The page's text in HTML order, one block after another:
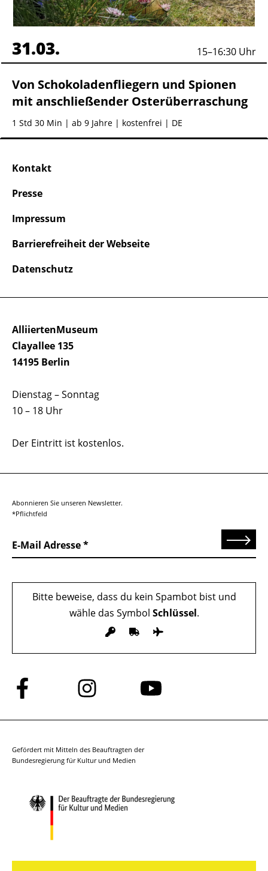
31.03. 15–16:30 Uhr
Von Schokoladenfliegern und Spionen
mit anschließender Osterüberraschung
1 Std 30 Min | ab 9 Jahre | kostenfrei | DE
AlliiertenMuseum
Clayallee 135
14195 Berlin
Dienstag – Sonntag
10 – 18 Uhr
Der Eintritt ist kostenlos.
Kontakt
Presse
Impressum
Barrierefreiheit der Webseite
Datenschutz
Abonnieren Sie unseren Newsletter.
*Pflichtfeld
E-Mail Adresse Senden
Bitte beweise, dass du kein Spambot bist und
wähle das Symbol Schlüssel.
Folge
uns
auf
Folge
uns
auf
Folge
auf
Gefördert mit Mitteln des Beauftragten der
Bundesregierung für Kultur und Medien